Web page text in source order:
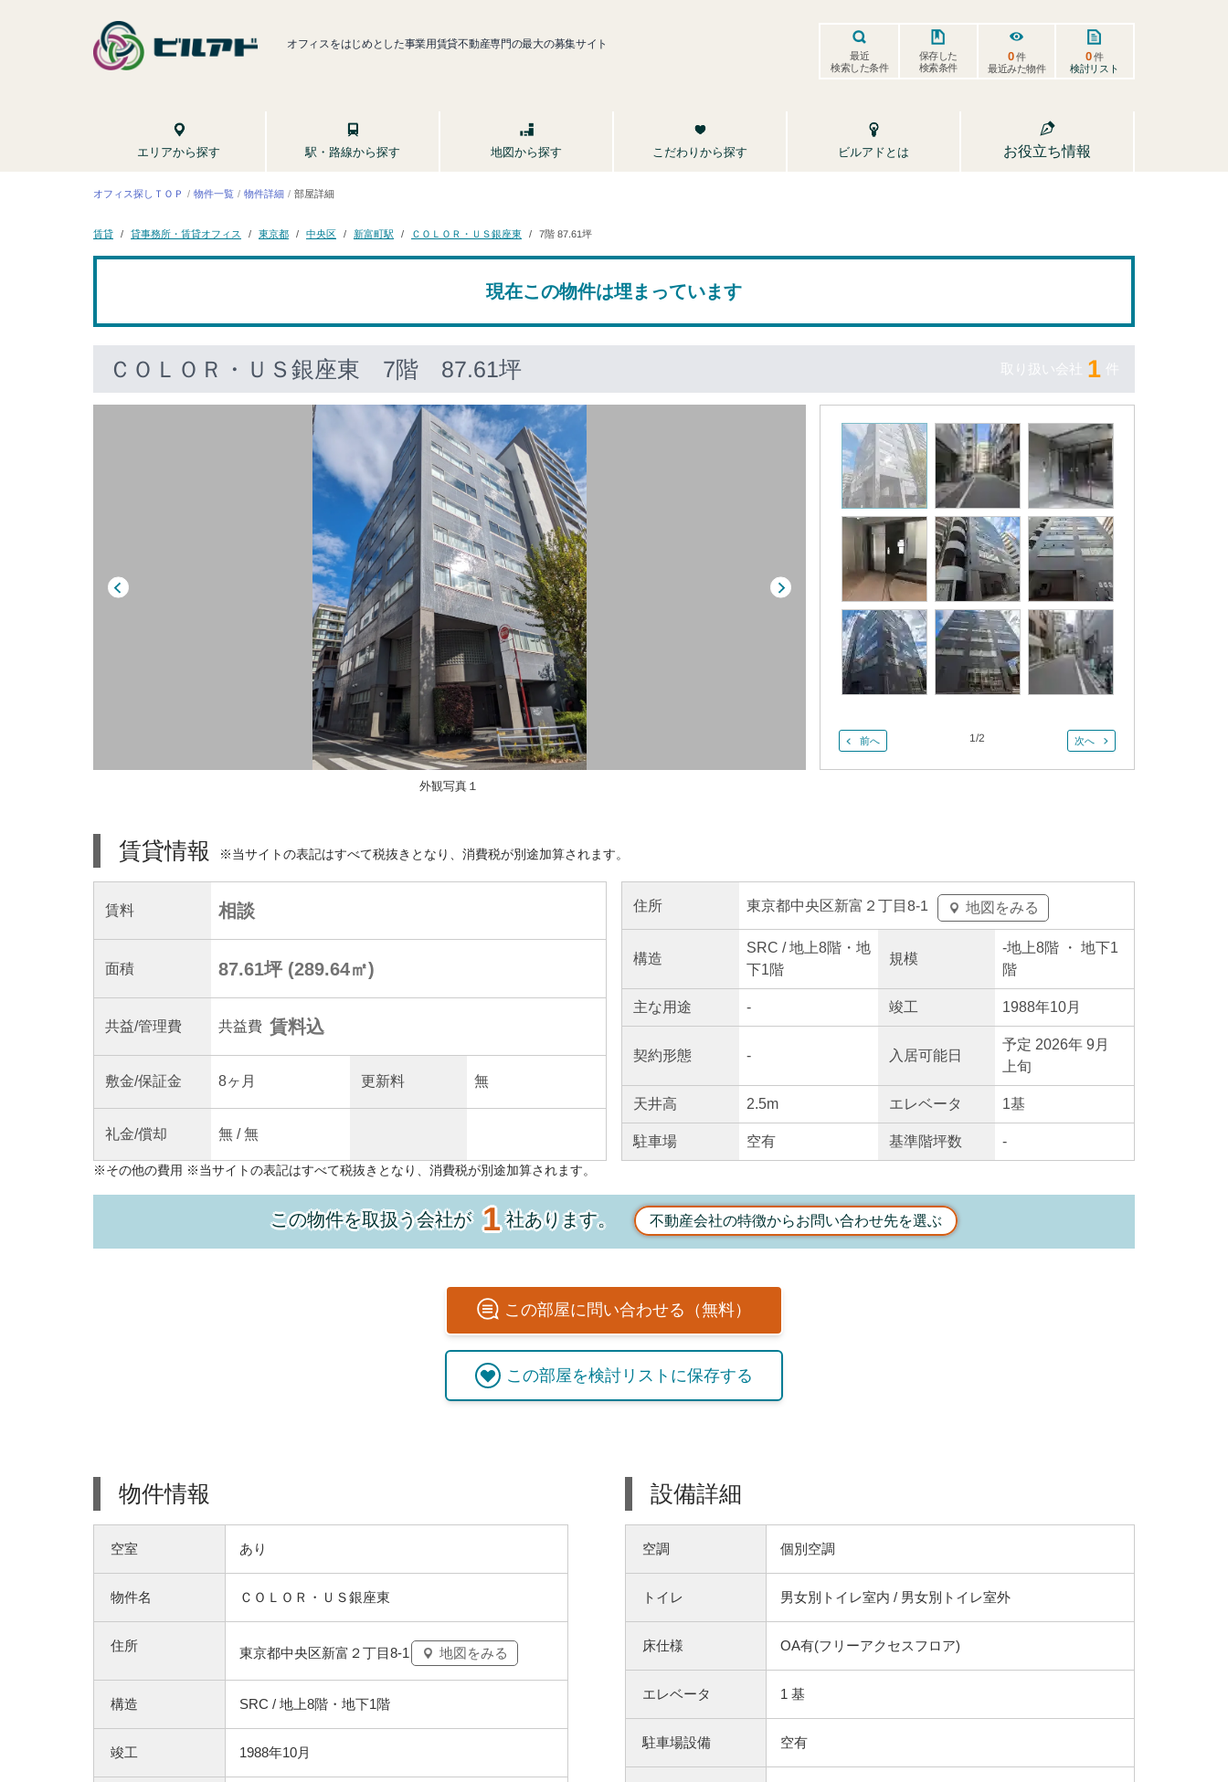
オフィスをはじめとした事業用賃貸不動産専門の最大の募集サイト
最近
検索した条件
保存した
検索条件
0件
最近みた物件
0件
検討リスト
エリアから探す 駅・路線から探す 地図から探す こだわりから探す ビルアドとは お役立ち情報
オフィス探しＴＯＰ 物件一覧 物件詳細 部屋詳細
賃貸 貸事務所・賃貸オフィス 東京都 中央区 新富町駅 ＣＯＬＯＲ・ＵＳ銀座東 7階 87.61坪
現在この物件は埋まっています
ＣＯＬＯＲ・ＵＳ銀座東 7階 87.61坪 取り扱い会社 1 件
外観写真１
前へ 1/2 次へ
賃貸情報 ※当サイトの表記はすべて税抜きとなり、消費税が別途加算されます。
賃料 相談
面積 87.61坪 (289.64㎡)
共益/管理費 共益費 賃料込
敷金/保証金 8ヶ月 更新料 無
礼金/償却 無 /無
住所 東京都中央区新富２丁目8-1 地図をみる
構造
SRC / 地上8階・地
下1階
規模
-地上8階 ・ 地下1
階
主な用途 - 竣工 1988年10月
契約形態 - 入居可能日
予定 2026年 9月
上旬
天井高 2.5m エレベータ 1基
駐車場 空有 基準階坪数 -
※その他の費用 ※当サイトの表記はすべて税抜きとなり、消費税が別途加算されます。
この物件を取扱う会社が1社あります。 不動産会社の特徴からお問い合わせ先を選ぶ
この部屋に問い合わせる（無料）
この部屋を検討リストに保存する
物件情報
空室 あり
物件名 ＣＯＬＯＲ・ＵＳ銀座東
住所 東京都中央区新富２丁目8-1 地図をみる
構造 SRC / 地上8階・地下1階
竣工 1988年10月
設備詳細
空調 個別空調
トイレ 男女別トイレ室内 / 男女別トイレ室外
床仕様 OA有(フリーアクセスフロア)
エレベータ 1 基
駐車場設備 空有